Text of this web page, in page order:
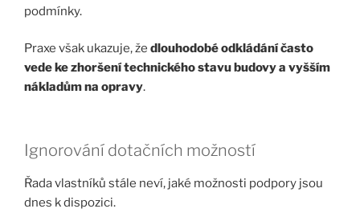
podmínky.
Praxe však ukazuje, že dlouhodobé odkládání často
vede ke zhoršení technického stavu budovy a vyšším
nákladům na opravy.
Ignorování dotačních možností
Řada vlastníků stále neví, jaké možnosti podpory jsou
dnes k dispozici.